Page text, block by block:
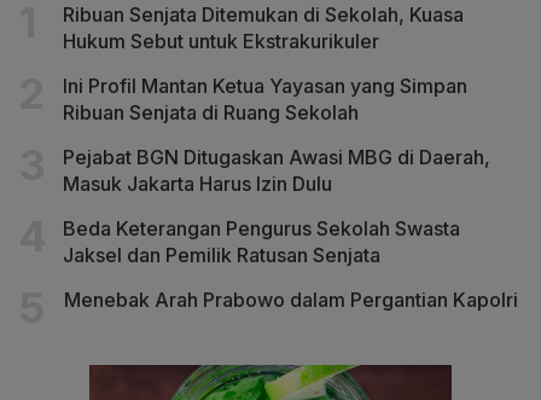
Ribuan Senjata Ditemukan di Sekolah, Kuasa
Hukum Sebut untuk Ekstrakurikuler
Ini Profil Mantan Ketua Yayasan yang Simpan
Ribuan Senjata di Ruang Sekolah
Pejabat BGN Ditugaskan Awasi MBG di Daerah,
Masuk Jakarta Harus Izin Dulu
Beda Keterangan Pengurus Sekolah Swasta
Jaksel dan Pemilik Ratusan Senjata
Menebak Arah Prabowo dalam Pergantian Kapolri